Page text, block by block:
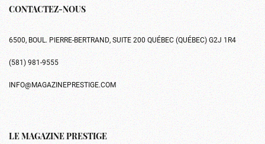
CONTACTEZ-NOUS
6500, BOUL. PIERRE-BERTRAND, SUITE 200 QUÉBEC (QUÉBEC) G2J 1R4
(581) 981-9555
INFO@MAGAZINEPRESTIGE.COM
LE MAGAZINE PRESTIGE